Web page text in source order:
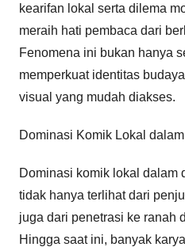
kearifan lokal serta dilema
meraih hati pembaca dari
Fenomena ini bukan hanya
memperkuat identitas
visual yang mudah diakses.
Dominasi Komik Lokal
Dominasi komik lokal dalam
tidak hanya terlihat dari
juga dari penetrasi ke ranah
Hingga saat ini, banyak